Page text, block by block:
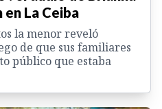
en La Ceiba
la menor reveló
de que sus familiares
público que estaba